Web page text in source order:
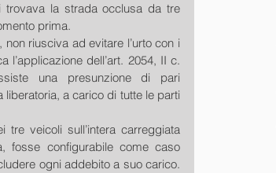
la strada occlusa da tre
prima.
riusciva ad evitare l’urto con i
l’applicazione dell’art. 2054, II c.
una presunzione di pari
liberatoria, a carico di tutte le parti
veicoli sull’intera carreggiata
fosse configurabile come caso
ogni addebito a suo carico.